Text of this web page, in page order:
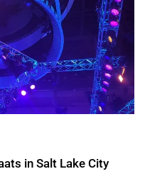
in Salt Lake City